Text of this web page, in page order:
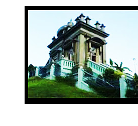
SIHIR? JANGAN MUDAH TERPESONA,
JALAN PULANG
MENYEMBUHKAN HATI, JIWA TURUT
TETAPI JALAN MEMBERSIHKAN HATI
Pada Pakaian, Tetapi Pada Qalbi"